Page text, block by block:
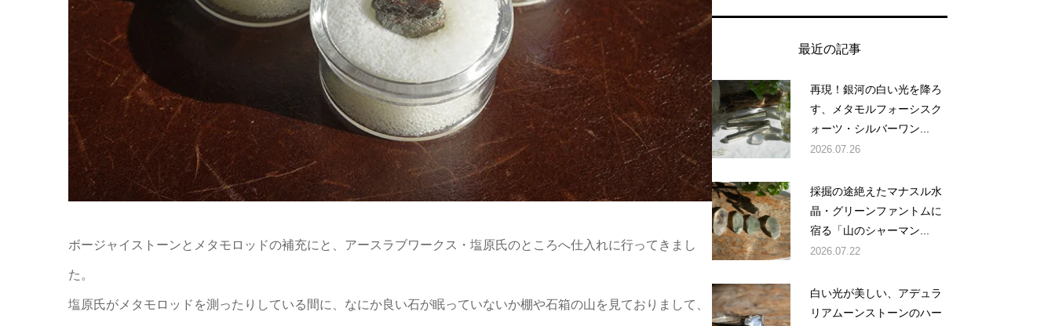
ボージャイストーンとメタモロッドの補充にと、アースラブワークス・塩原氏のところへ仕入れに行ってきまし
た。
塩原氏がメタモロッドを測ったりしている間に、なにか良い石が眠っていないか棚や石箱の山を見ておりまして、
最近の記事
再現！銀河の白い光を降ろ
す、メタモルフォーシスク
ォーツ・シルバーワン...
2026.07.26
採掘の途絶えたマナスル水
晶・グリーンファントムに
宿る「山のシャーマン...
2026.07.22
白い光が美しい、アデュラ
リアムーンストーンのハー